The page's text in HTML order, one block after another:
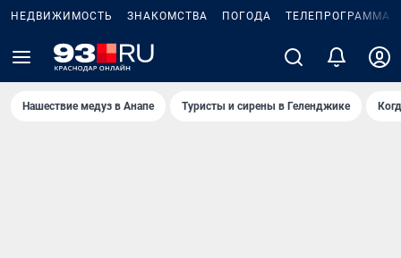
НЕДВИЖИМОСТЬ ЗНАКОМСТВА ПОГОДА ТЕЛЕПРОГРАММА
Нашествие медуз в Анапе Туристы и сирены в Геленджике